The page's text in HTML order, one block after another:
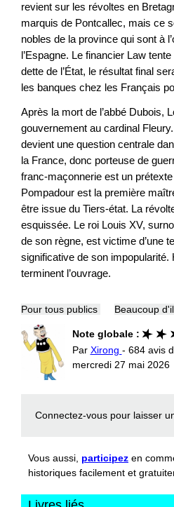
revient sur les révoltes en
marquis de Pontcallec, mais ce
nobles de la province qui sont à
l’Espagne. Le financier Law
dette de l’État, le résultat final
les banques chez les Français
Après la mort de l’abbé Dubois,
gouvernement au cardinal
devient une question centrale
la France, donc porteuse de
franc-maçonnerie est un
Pompadour est la première
être issue du Tiers-état. La
esquissée. Le roi Louis XV,
de son règne, est victime d’une
significative de son impopularité.
terminent l’ouvrage.
Pour tous publics Beaucoup
Note globale :
Par Xirong - 684 avis
mercredi 27 mai 2026
Connectez-vous pour laisser
Vous aussi, participez en
historiques facilement et